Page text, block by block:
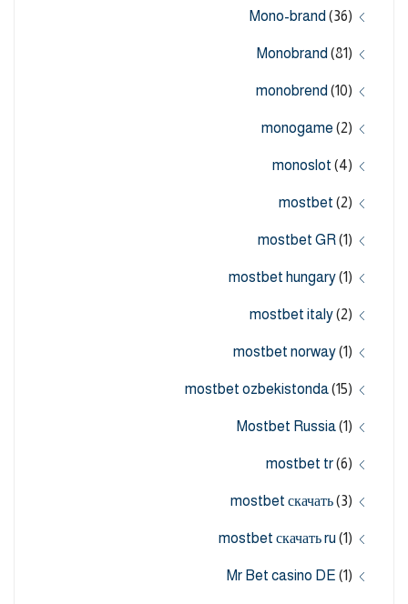
Mono-brand (36)
Monobrand (81)
monobrend (10)
monogame (2)
monoslot (4)
mostbet (2)
mostbet GR(1)
mostbet hungary(1)
mostbet italy(2)
mostbet norway(1)
mostbet ozbekistonda(15)
Mostbet Russia(1)
mostbet tr(6)
mostbet скачать(3)
mostbet скачать ru (1)
Mr Bet casino DE (1)